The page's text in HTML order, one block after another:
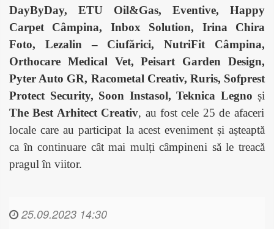
DayByDay, ETU Oil&Gas, Eventive, Happy
Carpet Câmpina, Inbox Solution, Irina Chira
Foto, Lezalin – Ciufărici, NutriFit Câmpina,
Orthocare Medical Vet, Peisart Garden Design,
Pyter Auto GR, Racometal Creativ, Ruris, Sofprest
Protect Security, Soon Instasol, Teknica Legno și
The Best Arhitect Creativ, au fost cele 25 de afaceri
locale care au participat la acest eveniment și așteaptă
ca în continuare cât mai mulți câmpineni să le treacă
pragul în viitor.
25.09.2023 14:30